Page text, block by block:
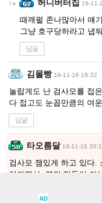
허니버터칩 19-11-
때깨펄 존나많아서 얘
그냥 호구당하라고 냅둬
답글
김몰빵 19-11-16 19:32
놀랍게도 난 검사모를 접
다 접고도 눈꼽만큼의 여
답글
타오름달 19-11-16
검사모 잼있게 하고 있다.
려가면서, 영지 만들어 가
나 싶다.AD